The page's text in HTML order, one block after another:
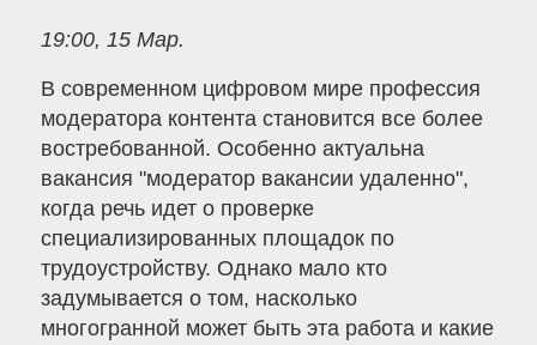
19:00, 15 Мар.
В современном цифровом мире профессия
модератора контента становится все более
востребованной. Особенно актуальна
вакансия "модератор вакансии удаленно",
когда речь идет о проверке
специализированных площадок по
трудоустройству. Однако мало кто
задумывается о том, насколько
многогранной может быть эта работа и какие